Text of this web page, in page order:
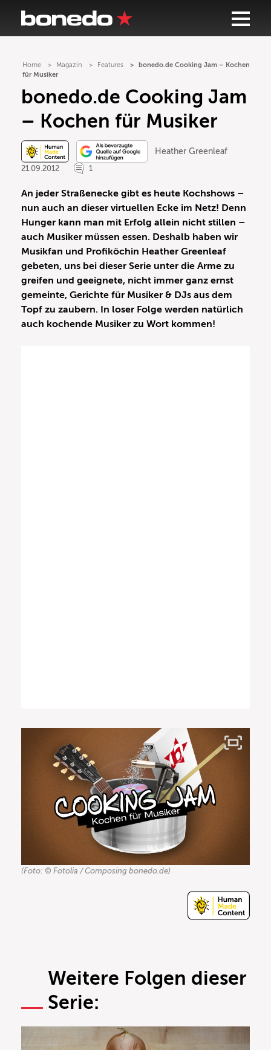
Home Magazin Features
bonedo.de Cooking Jam – Kochen
für Musiker
bonedo.de Cooking Jam
– Kochen für Musiker
Heather Greenleaf
21.09.2012
1
An jeder Straßenecke gibt es heute Kochshows –
nun auch an dieser virtuellen Ecke im Netz! Denn
Hunger kann man mit Erfolg allein nicht stillen –
auch Musiker müssen essen. Deshalb haben wir
Musikfan und Profiköchin Heather Greenleaf
gebeten, uns bei dieser Serie unter die Arme zu
greifen und geeignete, nicht immer ganz ernst
gemeinte, Gerichte für Musiker & DJs aus dem
Topf zu zaubern. In loser Folge werden natürlich
auch kochende Musiker zu Wort kommen!
(Foto: © Fotolia / Composing bonedo.de)
Weitere Folgen dieser
Serie: